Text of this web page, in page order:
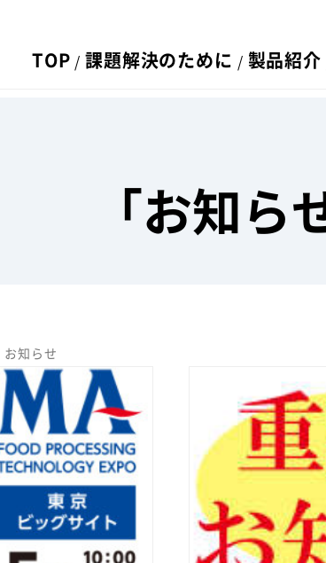
TOP 課題解決のために 製品紹介
「お知
お知らせ